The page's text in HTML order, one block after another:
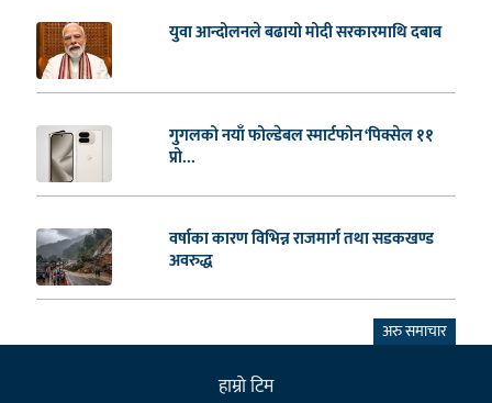
युवा आन्दोलनले बढायो मोदी सरकारमाथि दबाब
गुगलको नयाँ फोल्डेबल स्मार्टफोन ‘पिक्सेल ११
प्रो...
वर्षाका कारण विभिन्न राजमार्ग तथा सडकखण्ड
अवरुद्ध
अरु समाचार
हाम्राे टिम